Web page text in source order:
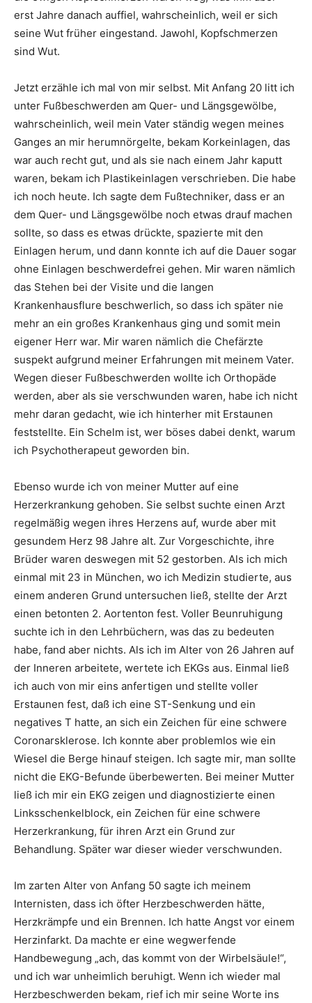
erst Jahre danach auffiel, wahrscheinlich, weil er sich
seine Wut früher eingestand. Jawohl, Kopfschmerzen
sind Wut.
Jetzt erzähle ich mal von mir selbst. Mit Anfang 20 litt ich
unter Fußbeschwerden am Quer- und Längsgewölbe,
wahrscheinlich, weil mein Vater ständig wegen meines
Ganges an mir herumnörgelte, bekam Korkeinlagen, das
war auch recht gut, und als sie nach einem Jahr kaputt
waren, bekam ich Plastikeinlagen verschrieben. Die habe
ich noch heute. Ich sagte dem Fußtechniker, dass er an
dem Quer- und Längsgewölbe noch etwas drauf machen
sollte, so dass es etwas drückte, spazierte mit den
Einlagen herum, und dann konnte ich auf die Dauer sogar
ohne Einlagen beschwerdefrei gehen. Mir waren nämlich
das Stehen bei der Visite und die langen
Krankenhausflure beschwerlich, so dass ich später nie
mehr an ein großes Krankenhaus ging und somit mein
eigener Herr war. Mir waren nämlich die Chefärzte
suspekt aufgrund meiner Erfahrungen mit meinem Vater.
Wegen dieser Fußbeschwerden wollte ich Orthopäde
werden, aber als sie verschwunden waren, habe ich nicht
mehr daran gedacht, wie ich hinterher mit Erstaunen
feststellte. Ein Schelm ist, wer böses dabei denkt, warum
ich Psychotherapeut geworden bin.
Ebenso wurde ich von meiner Mutter auf eine
Herzerkrankung gehoben. Sie selbst suchte einen Arzt
regelmäßig wegen ihres Herzens auf, wurde aber mit
gesundem Herz 98 Jahre alt. Zur Vorgeschichte, ihre
Brüder waren deswegen mit 52 gestorben. Als ich mich
einmal mit 23 in München, wo ich Medizin studierte, aus
einem anderen Grund untersuchen ließ, stellte der Arzt
einen betonten 2. Aortenton fest. Voller Beunruhigung
suchte ich in den Lehrbüchern, was das zu bedeuten
habe, fand aber nichts. Als ich im Alter von 26 Jahren auf
der Inneren arbeitete, wertete ich EKGs aus. Einmal ließ
ich auch von mir eins anfertigen und stellte voller
Erstaunen fest, daß ich eine ST-Senkung und ein
negatives T hatte, an sich ein Zeichen für eine schwere
Coronarsklerose. Ich konnte aber problemlos wie ein
Wiesel die Berge hinauf steigen. Ich sagte mir, man sollte
nicht die EKG-Befunde überbewerten. Bei meiner Mutter
ließ ich mir ein EKG zeigen und diagnostizierte einen
Linksschenkelblock, ein Zeichen für eine schwere
Herzerkrankung, für ihren Arzt ein Grund zur
Behandlung. Später war dieser wieder verschwunden.
Im zarten Alter von Anfang 50 sagte ich meinem
Internisten, dass ich öfter Herzbeschwerden hätte,
Herzkrämpfe und ein Brennen. Ich hatte Angst vor einem
Herzinfarkt. Da machte er eine wegwerfende
Handbewegung „ach, das kommt von der Wirbelsäule!“,
und ich war unheimlich beruhigt. Wenn ich wieder mal
Herzbeschwerden bekam, rief ich mir seine Worte ins